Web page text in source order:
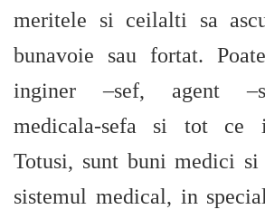
meritele si ceilalti sa
bunavoie sau fortat.
inginer –sef, agent
medicala-sefa si tot ce
Totusi, sunt buni medici
sistemul medical, in